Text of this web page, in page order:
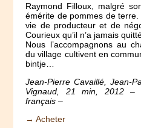
Raymond Filloux, malgré
émérite de pommes de
vie de producteur et de
Courieux qu’il n’a jamais
Nous l’accompagnons au
du village cultivent en
bintje…
Jean-Pierre Cavaillé, Jean-
Vignaud, 21 min, 2012 –
français –
→ Acheter